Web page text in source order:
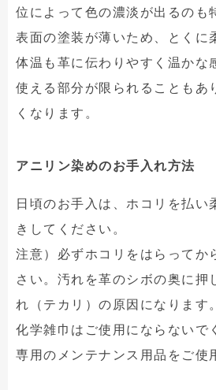
位によって色の濃淡が出るのも
表面の塗装が薄いため、とくに
体温も革に伝わりやすく温かな
使える部分が限られることもあ
くなります。
アニリン染めのお手入れ方法
日頃のお手入は、ホコリを払い
きしてください。
注意）必ずホコリをはらってか
さい。汚れを革のシボの奥に押
れ（テカリ）の原因になります。
化学雑巾はご使用にならないで
専用のメンテナンス用品をご使